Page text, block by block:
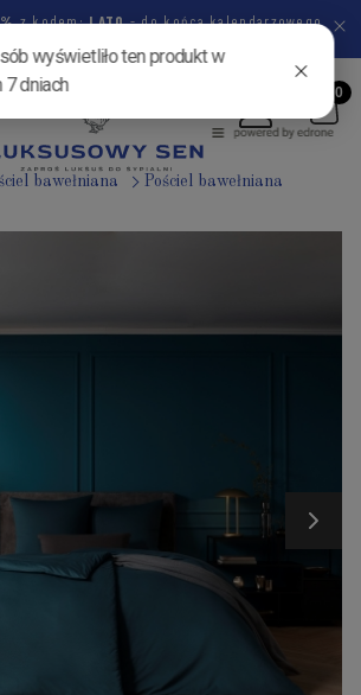
z kodem:LATO- do końca kalendarzowego
bawełniana Pościel bawełniana